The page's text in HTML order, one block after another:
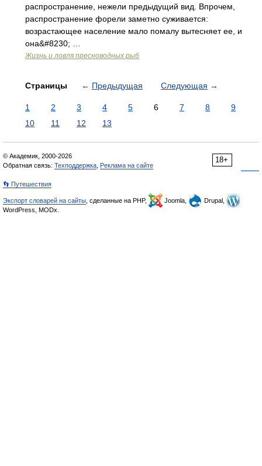
распространение, нежели предыдущий вид. Впрочем,
распространение форели заметно суживается:
возрастающее население мало помалу вытесняет ее, и
она&#8230; …
Жизнь и ловля пресноводных рыб
Страницы ← Предыдущая Следующая →
1 2 3 4 5 6 7 8
9
10
11 12 13
18+
© Академик, 2000-2026
Обратная связь: Техподдержка Реклама на сайте
👣 Путешествия
Экспорт словарей на сайты , сделанные на PHP, Joomla,
Drupal,
WordPress, MODx.